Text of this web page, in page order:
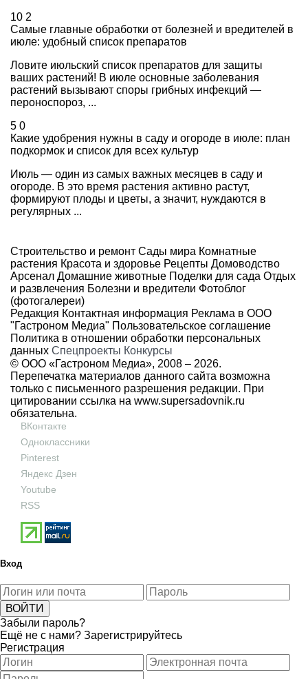
10 2
Самые главные обработки от болезней и вредителей в
июле: удобный список препаратов
Ловите июльский список препаратов для защиты
ваших растений! В июле основные заболевания
растений вызывают споры грибных инфекций —
пероноспороз, ...
5 0
Какие удобрения нужны в саду и огороде в июле: план
подкормок и список для всех культур
Июль — один из самых важных месяцев в саду и
огороде. В это время растения активно растут,
формируют плоды и цветы, а значит, нуждаются в
регулярных ...
Строительство и ремонт Сады мира Комнатные
растения Красота и здоровье Рецепты Домоводство
Арсенал Домашние животные Поделки для сада Отдых
и развлечения Болезни и вредители Фотоблог
(фотогалереи)
Редакция Контактная информация Реклама в ООО
"Гастроном Медиа" Пользовательское соглашение
Политика в отношении обработки персональных
данных Спецпроекты Конкурсы
© ООО «Гастроном Медиа», 2008 – 2026.
Перепечатка материалов данного сайта возможна
только с письменного разрешения редакции. При
цитировании ссылка на www.supersadovnik.ru
обязательна.
ВКонтакте
Одноклассники
Pinterest
Яндекс Дзен
Youtube
RSS
Вход
Забыли пароль?
Ещё не с нами? Зарегистрируйтесь
Регистрация